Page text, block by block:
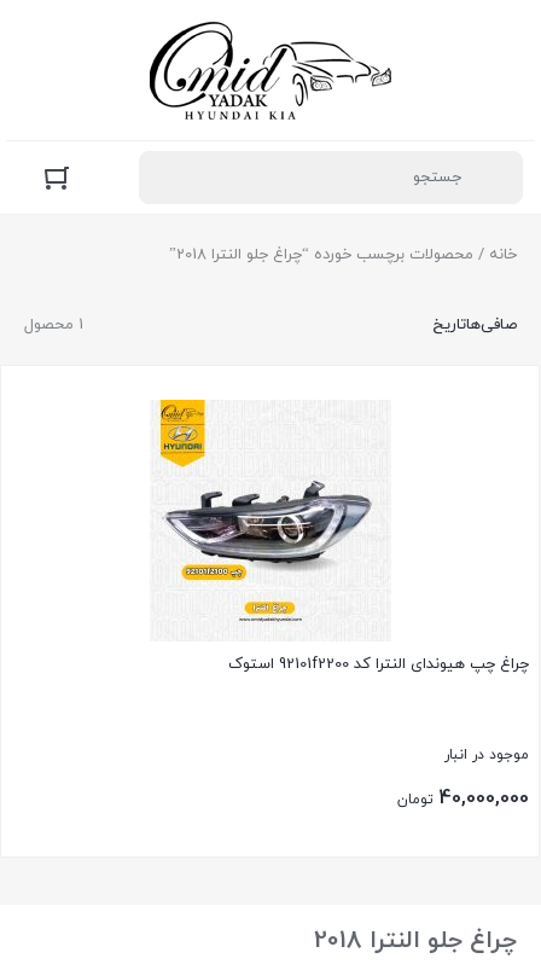
خانه / محصولات برچسب خورده “چراغ جلو النترا 2018”
1 محصول صافی‌هاتاریخ
چراغ چپ هیوندای النترا کد 92101f2200 استوک
موجود در انبار
40,000,000 تومان
چراغ جلو النترا 2018